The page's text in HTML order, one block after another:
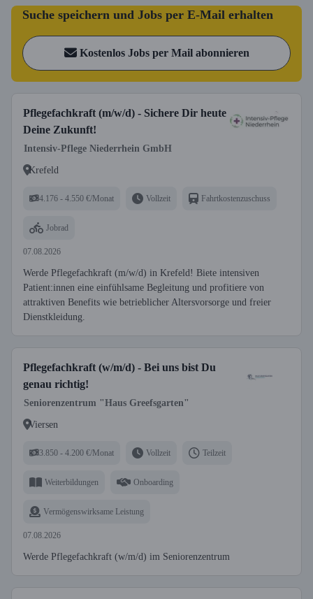
Suche speichern und Jobs per E-Mail erhalten
Kostenlos Jobs per Mail abonnieren
Pflegefachkraft (m/w/d) - Sichere Dir heute
Deine Zukunft!
Intensiv-Pflege Niederrhein GmbH
Krefeld
4.176 - 4.550 €/Monat Vollzeit Fahrtkostenzuschuss
Jobrad
07.08.2026
Werde Pflegefachkraft (m/w/d) in Krefeld! Biete intensiven
Patient:innen eine einfühlsame Begleitung und profitiere von
attraktiven Benefits wie betrieblicher Altersvorsorge und freier
Dienstkleidung.
Pflegefachkraft (w/m/d) - Bei uns bist Du
genau richtig!
Seniorenzentrum "Haus Greefsgarten"
Viersen
3.850 - 4.200 €/Monat Vollzeit Teilzeit
Weiterbildungen Onboarding
Vermögenswirksame Leistung
07.08.2026
Werde Pflegefachkraft (w/m/d) im Seniorenzentrum